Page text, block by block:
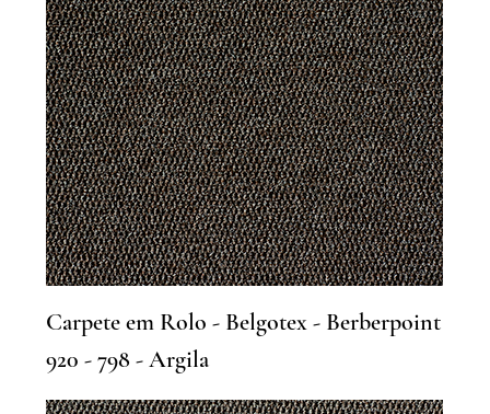
Carpete em Rolo - Belgotex - Berberpoint
920 - 798 - Argila